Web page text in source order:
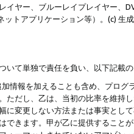
イヤー、ブルーレイプレイヤー、
ットアプリケーション等）。(c)
いて単独で責任を負い、以下記載
情報を加えることも含め、プロ
ただし、乙は、当初の比率を維持
に変更しない方法または事実とし
できます。甲が乙に提供すること